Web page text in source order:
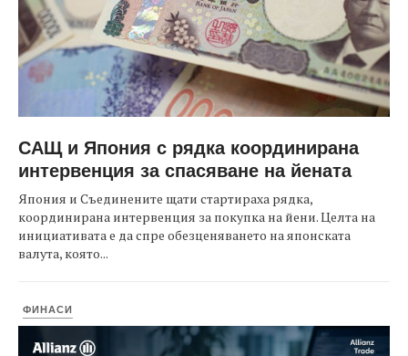
САЩ и Япония с рядка координирана
интервенция за спасяване на йената
Япония и Съединените щати стартираха рядка,
координирана интервенция за покупка на йени. Целта на
инициативата е да спре обезценяването на японската
валута, която...
ФИНАСИ